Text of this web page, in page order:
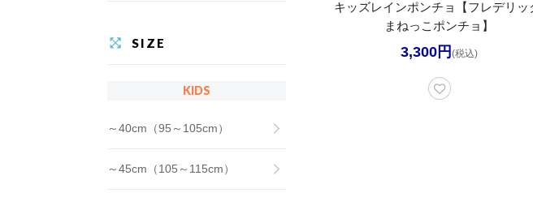
SIZE
KIDS
～40cm（95～105cm）
～45cm（105～115cm）
キッズレインポンチョ【フレデリッ
まねっこポンチョ】
3,300円 (税込)